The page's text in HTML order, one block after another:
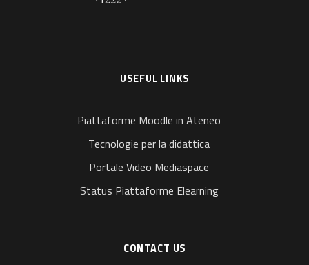
USEFUL LINKS
Piattaforme Moodle in Ateneo
Tecnologie per la didattica
Portale Video Mediaspace
Status Piattaforme Elearning
CONTACT US